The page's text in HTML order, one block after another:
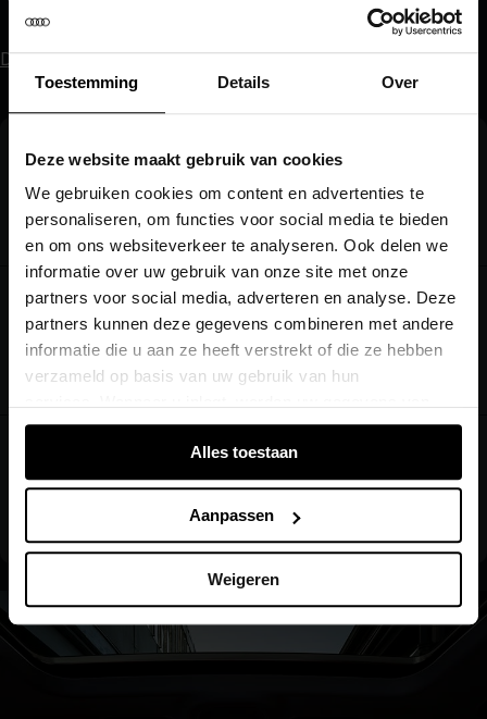
Toestemming Details Over
Deze website maakt gebruik van cookies
We gebruiken cookies om content en advertenties te
personaliseren, om functies voor social media te bieden
en om ons websiteverkeer te analyseren. Ook delen we
informatie over uw gebruik van onze site met onze
partners voor social media, adverteren en analyse. Deze
partners kunnen deze gegevens combineren met andere
informatie die u aan ze heeft verstrekt of die ze hebben
verzameld op basis van uw gebruik van hun
verschillende apparaten of browsers samengevoegd via
de extra verwerkte login-ID.Alles toestaan
Aanpassen
Weigeren
Download de myAudi-app
Flexibel
Gebruik de optie net zo lang als u wenst
Handsfree
De auto doet het stuurwerk
Inparkeren als de beste